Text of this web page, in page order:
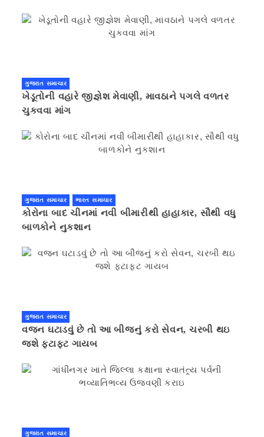
ગુજરાત સમાચાર
ખેડૂતોની વહારે જીજ્ઞેશ મેવાણી, માવઠાને પગલે વળતર
ચુકવવા માંગ
ગુજરાત સમાચાર ભારત સમાચાર
કોરોના બાદ ચીનમાં નવી બીમારીથી હાહાકાર, સૌથી વધુ
બાળકોને નુકશાન
ગુજરાત સમાચાર
વજન ઘટાડવું છે તો આ બીજનું કરો સેવન, ચરબી થઇ
જશે ફટાફટ ગાયબ
ગુજરાત સમાચાર